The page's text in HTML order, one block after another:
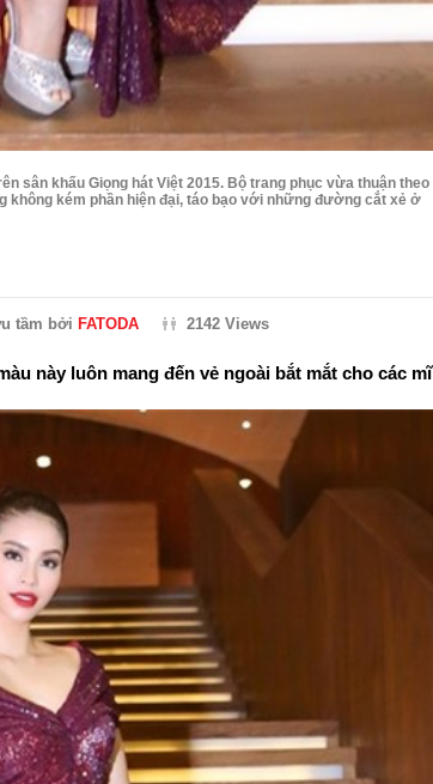
sân khấu Giọng hát Việt 2015. Bộ trang phục vừa thuận theo
kém phần hiện đại, táo bạo với những đường cắt xẻ ở
tầm bởi FATODA 2142 Views
này luôn mang đến vẻ ngoài bắt mắt cho các mĩ